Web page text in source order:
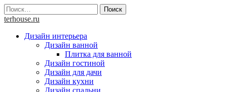
Skip
to
Найти:
terhouse.ru
Дизайн интерьера
Дизайн ванной
Плитка для ванной
Дизайн гостиной
Дизайн для дачи
Дизайн кухни
Дизайн спальни